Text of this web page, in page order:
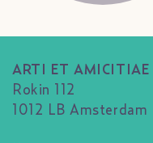
ARTI ET AMICITIAE
Rokin 112
1012 LB Amsterdam